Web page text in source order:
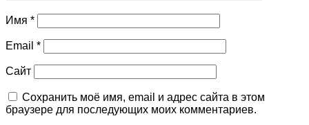
Имя *
Email *
Сайт
Сохранить моё имя, email и адрес сайта в этом
браузере для последующих моих комментариев.